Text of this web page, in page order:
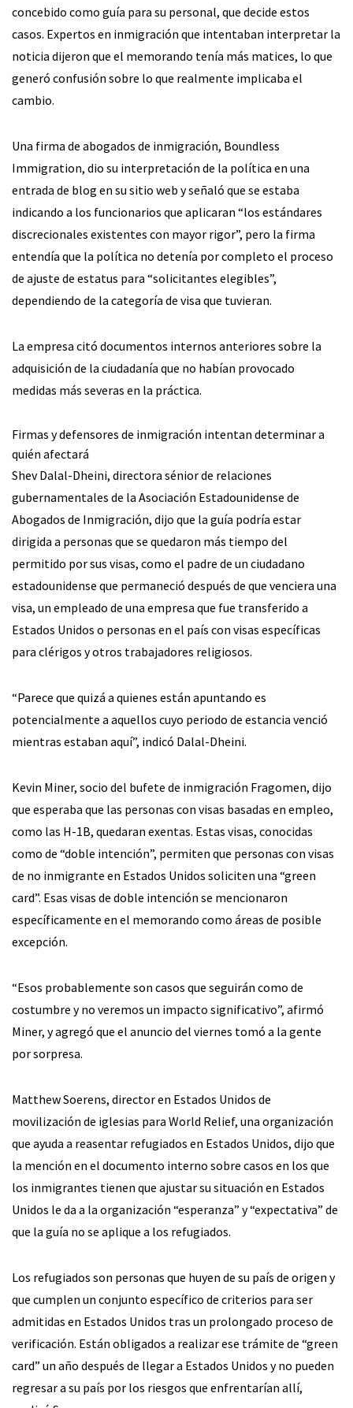
concebido como guía para su personal, que decide estos
casos. Expertos en inmigración que intentaban interpretar la
noticia dijeron que el memorando tenía más matices, lo que
generó confusión sobre lo que realmente implicaba el
cambio.
Una firma de abogados de inmigración, Boundless
Immigration, dio su interpretación de la política en una
entrada de blog en su sitio web y señaló que se estaba
indicando a los funcionarios que aplicaran “los estándares
discrecionales existentes con mayor rigor”, pero la firma
entendía que la política no detenía por completo el proceso
de ajuste de estatus para “solicitantes elegibles”,
dependiendo de la categoría de visa que tuvieran.
La empresa citó documentos internos anteriores sobre la
adquisición de la ciudadanía que no habían provocado
medidas más severas en la práctica.
Firmas y defensores de inmigración intentan determinar a
quién afectará
Shev Dalal-Dheini, directora sénior de relaciones
gubernamentales de la Asociación Estadounidense de
Abogados de Inmigración, dijo que la guía podría estar
dirigida a personas que se quedaron más tiempo del
permitido por sus visas, como el padre de un ciudadano
estadounidense que permaneció después de que venciera una
visa, un empleado de una empresa que fue transferido a
Estados Unidos o personas en el país con visas específicas
para clérigos y otros trabajadores religiosos.
“Parece que quizá a quienes están apuntando es
potencialmente a aquellos cuyo periodo de estancia venció
mientras estaban aquí”, indicó Dalal-Dheini.
Kevin Miner, socio del bufete de inmigración Fragomen, dijo
que esperaba que las personas con visas basadas en empleo,
como las H-1B, quedaran exentas. Estas visas, conocidas
como de “doble intención”, permiten que personas con visas
de no inmigrante en Estados Unidos soliciten una “green
card”. Esas visas de doble intención se mencionaron
específicamente en el memorando como áreas de posible
excepción.
“Esos probablemente son casos que seguirán como de
costumbre y no veremos un impacto significativo”, afirmó
Miner, y agregó que el anuncio del viernes tomó a la gente
por sorpresa.
Matthew Soerens, director en Estados Unidos de
movilización de iglesias para World Relief, una organización
que ayuda a reasentar refugiados en Estados Unidos, dijo que
la mención en el documento interno sobre casos en los que
los inmigrantes tienen que ajustar su situación en Estados
Unidos le da a la organización “esperanza” y “expectativa” de
que la guía no se aplique a los refugiados.
Los refugiados son personas que huyen de su país de origen y
que cumplen un conjunto específico de criterios para ser
admitidas en Estados Unidos tras un prolongado proceso de
verificación. Están obligados a realizar ese trámite de “green
card” un año después de llegar a Estados Unidos y no pueden
regresar a su país por los riesgos que enfrentarían allí,